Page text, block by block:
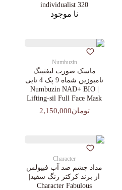
individualist 320
نا موجود
Numbuzin
ماسک صورت لیفتینگ
نامبوزین شماه 9 پک 4 تایی
| Numbuzin NAD+ BIO
Lifting-sil Full Face Mask
تومان2,150,000
Character
مداد چشم ضد آب فبیولس
از برند کرکتر رنگ سفید|
Character Fabulous